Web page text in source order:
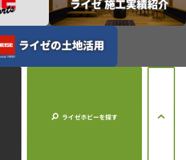
ライゼホビーを探す